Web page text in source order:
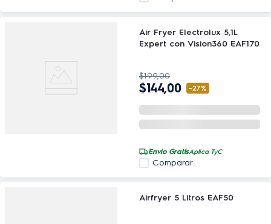
Air Fryer Electrolux 5,1L
Expert con Vision360 EAF170
$199,00
$144,00 -27%
Envío GratisAplica TyC
Comparar
Airfryer 5 Litros EAF50